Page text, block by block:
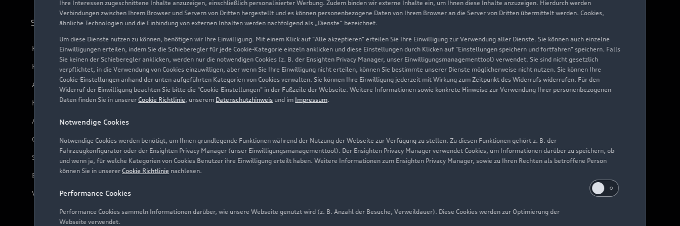
Ihre Interessen zugeschnittene Inhalte anzuzeigen, einschließlich personalisierter Werbung. Zudem binden wir externe Inhalte ein, um Ihnen diese Inhalte anzuzeigen. Hierdurch werden
Verbindungen zwischen Ihrem Browser und Servern von Dritten hergestellt und es können personenbezogene Daten von Ihrem Browser an die Server von Dritten übermittelt werden. Cookies,
ähnliche Technologien und die Einbindung von externen Inhalten werden nachfolgend als „Dienste“ bezeichnet.
Um diese Dienste nutzen zu können, benötigen wir Ihre Einwilligung. Mit einem Klick auf "Alle akzeptieren" erteilen Sie Ihre Einwilligung zur Verwendung aller Dienste. Sie können auch einzelne
Einwilligungen erteilen, indem Sie die Schieberegler für jede Cookie-Kategorie einzeln anklicken und diese Einstellungen durch Klicken auf "Einstellungen speichern und fortfahren" speichern. Falls
Sie keinen der Schieberegler anklicken, werden nur die notwendigen Cookies (z. B. der Ensighten Privacy Manager, unser Einwilligungsmanagementtool) verwendet. Sie sind nicht gesetzlich
verpflichtet, in die Verwendung von Cookies einzuwilligen, aber wenn Sie Ihre Einwilligung nicht erteilen, können Sie bestimmte unserer Dienste möglicherweise nicht nutzen. Sie können Ihre
Cookie-Einstellungen anhand der unten aufgeführten Kategorien von Cookies verwalten. Sie können Ihre Einwilligung jederzeit mit Wirkung zum Zeitpunkt des Widerrufs widerrufen. Für den
Widerruf der Einwilligung beachten Sie bitte die "Cookie-Einstellungen" in der Fußzeile der Webseite. Weitere Informationen sowie konkrete Hinweise zur Verwendung Ihrer personenbezogenen
Daten finden Sie in unsererCookie Richtlinie, unserem Datenschutzhinweis und im Impressum.
Notwendige Cookies
Notwendige Cookies werden benötigt, um Ihnen grundlegende Funktionen während der Nutzung der Webseite zur Verfügung zu stellen. Zu diesen Funktionen gehört z. B. der
Fahrzeugkonfigurator oder der Ensighten Privacy Manager (unser Einwilligungsmanagementtool). Der Ensighten Privacy Manager verwendet Cookies, um Informationen darüber zu speichern, ob
und wenn ja, für welche Kategorien von Cookies Benutzer ihre Einwilligung erteilt haben. Weitere Informationen zum Ensighten Privacy Manager, sowie zu Ihren Rechten als betroffene Person
können Sie in unsererCookie Richtlinie nachlesen.
Performance Cookies
Performance Cookies sammeln Informationen darüber, wie unsere Webseite genutzt wird (z. B. Anzahl der Besuche, Verweildauer). Diese Cookies werden zur Optimierung der
Webseite verwendet.
Support
Kundenservice
Händlersuche
Audi Code
Häufige Fragen (FAQ)
Audi Online Beratung
Online-Terminvereinbarung
Servicekontakt
Bordbuch & Bedienungsanleitungen
Verträge kündigen
Über Audi
Unternehmen
Karriere
Investor Relations
Presse & Media Center
Audi erleben
Newsletter